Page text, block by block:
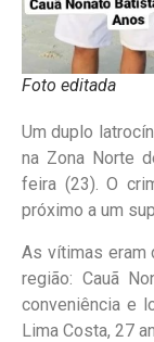
Foto editada
Um duplo
na Zona Norte
feira (23). O
próximo a um
As vítimas eram
região: Cauã
conveniência e
Lima Costa, 27